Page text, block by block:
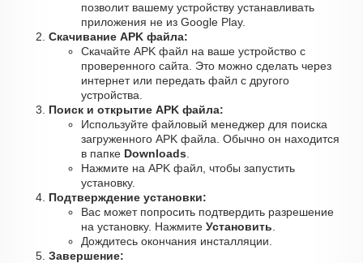
позволит вашему устройству устанавливать
приложения не из Google Play.
Скачивание APK файла:
Скачайте APK файл на ваше устройство с
проверенного сайта. Это можно сделать через
интернет или передать файл с другого
устройства.
Поиск и открытие APK файла:
Используйте файловый менеджер для поиска
загруженного APK файла. Обычно он находится
в папке Downloads
Нажмите на APK файл, чтобы запустить
установку.
Подтверждение установки:
Вас может попросить подтвердить разрешение
на установку. Нажмите Установить
Дождитесь окончания инсталляции.
Завершение: